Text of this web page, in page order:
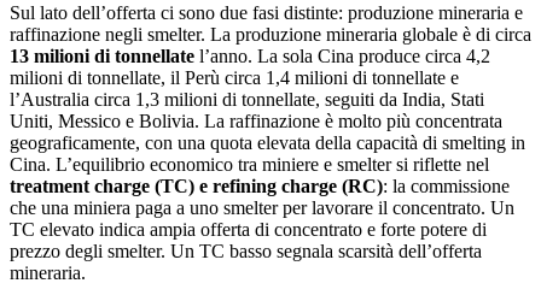
Sul lato dell’offerta ci sono due fasi distinte: produzione mineraria e
raffinazione negli smelter. La produzione mineraria globale è di circa
13 milioni di tonnellate l’anno. La sola Cina produce circa 4,2
milioni di tonnellate, il Perù circa 1,4 milioni di tonnellate e
l’Australia circa 1,3 milioni di tonnellate, seguiti da India, Stati
Uniti, Messico e Bolivia. La raffinazione è molto più concentrata
geograficamente, con una quota elevata della capacità di smelting in
Cina. L’equilibrio economico tra miniere e smelter si riflette nel
treatment charge (TC) e refining charge (RC): la commissione
che una miniera paga a uno smelter per lavorare il concentrato. Un
TC elevato indica ampia offerta di concentrato e forte potere di
prezzo degli smelter. Un TC basso segnala scarsità dell’offerta
mineraria.